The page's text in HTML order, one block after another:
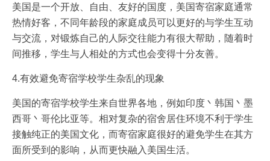
美国是一个开放、自由、友好的国度，美国寄宿家庭通常
热情好客，不同年龄段的家庭成员可以更好的与学生互动
与交流，对锻炼自己的人际交往能力有很大帮助，随着时
间推移，学生与人相处的方式也会变得十分友善。
4.有效避免寄宿学校学生杂乱的现象
美国的寄宿学校学生来自世界各地，例如印度丶韩国丶墨
西哥丶哥伦比亚等。相对复杂的宿舍居住环境不利于学生
接触纯正的美国文化，而寄宿家庭很好的避免学生在其方
面所受到的影响，从而更快融入美国生活。